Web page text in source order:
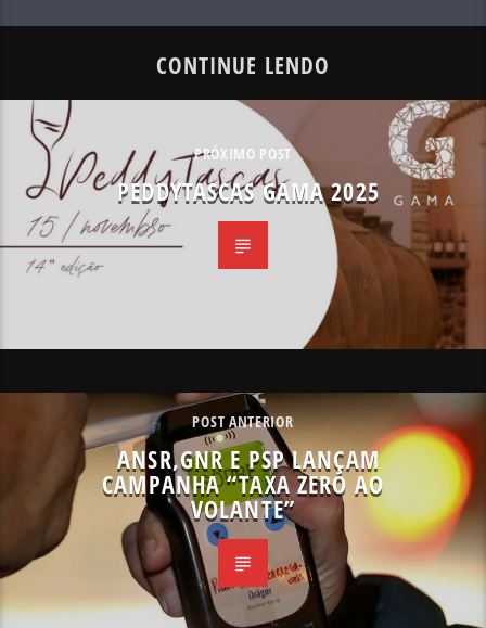
CONTINUE LENDO
PRÓXIMO POST
PEDDYTASCAS GAMA 2025
POST ANTERIOR
ANSR,GNR E PSP LANÇAM
CAMPANHA “TAXA ZERO AO
VOLANTE”